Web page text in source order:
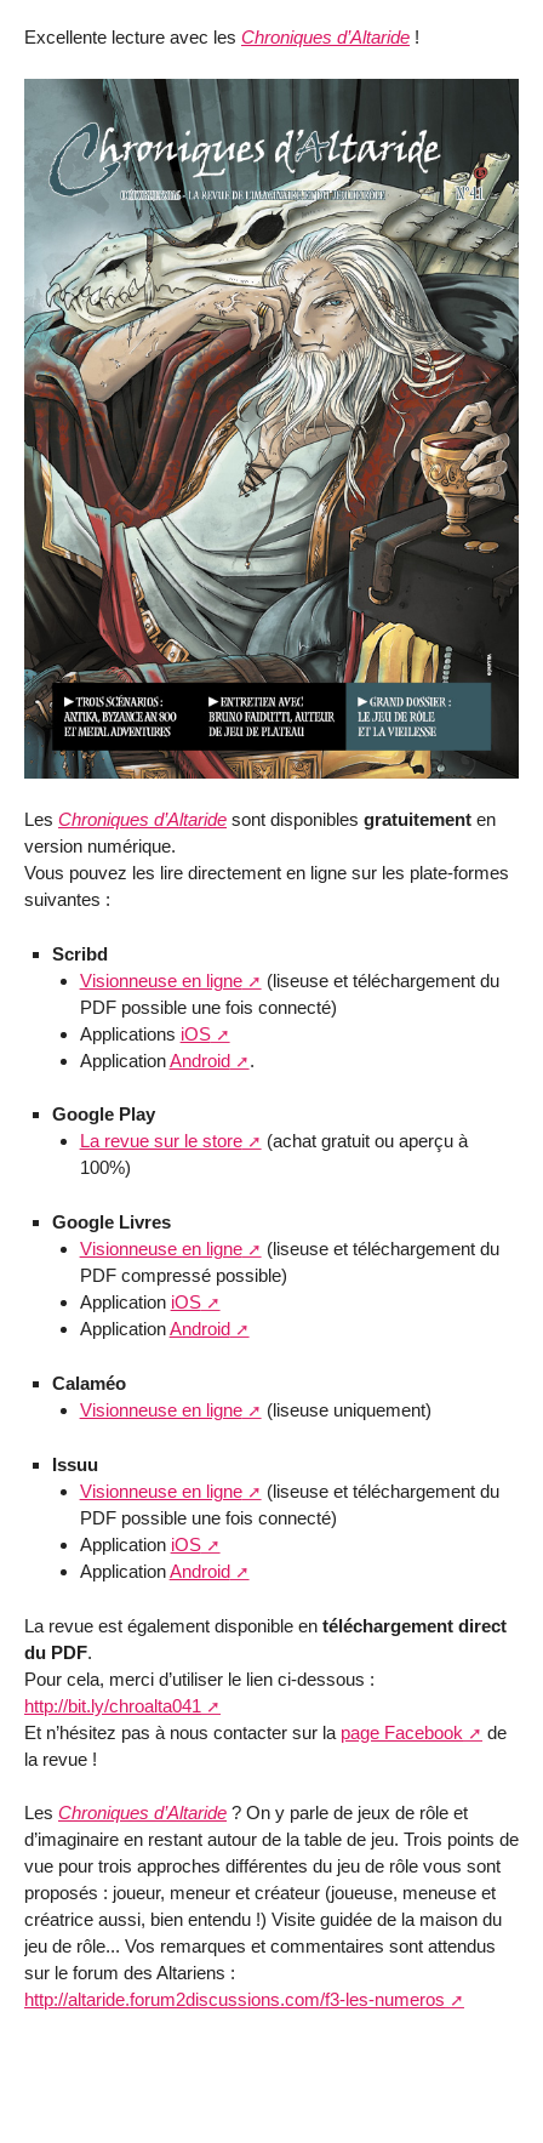
Excellente lecture avec les Chroniques d’Altaride !
Les Chroniques d’Altaride sont disponibles gratuitement en
version numérique.
Vous pouvez les lire directement en ligne sur les plate-formes
suivantes :
Scribd
Visionneuse en ligne
(liseuse et téléchargement du
PDF possible une fois connecté)
Applications iOS
ApplicationAndroid .
Google Play
La revue sur le store
(achat gratuit ou aperçu à
100%)
Google Livres
Visionneuse en ligne
(liseuse et téléchargement du
PDF compressé possible)
Application iOS
ApplicationAndroid
Calaméo
Visionneuse en ligne
(liseuse uniquement)
Issuu
Visionneuse en ligne
(liseuse et téléchargement du
PDF possible une fois connecté)
Application iOS
ApplicationAndroid
La revue est également disponible en téléchargement direct
du PDF.
Pour cela, merci d’utiliser le lien ci-dessous :
http://bit.ly/chroalta041
Et n’hésitez pas à nous contacter sur la page Facebook
de
la revue !
Les Chroniques d’Altaride ? On y parle de jeux de rôle et
d’imaginaire en restant autour de la table de jeu. Trois points de
vue pour trois approches différentes du jeu de rôle vous sont
proposés : joueur, meneur et créateur (joueuse, meneuse et
créatrice aussi, bien entendu !) Visite guidée de la maison du
jeu de rôle... Vos remarques et commentaires sont attendus
sur le forum des Altariens :
http://altaride.forum2discussions.com/f3-les-numeros